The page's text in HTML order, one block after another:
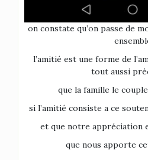
on constate qu’on passe de
l’amitié est une forme de
tout aussi
que la famille le
si l’amitié consiste a ce
et que notre appréciation
que nous apporte